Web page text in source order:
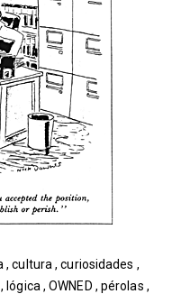
,cultura,curiosidades ,
, lógica ,OWNED , pérolas ,